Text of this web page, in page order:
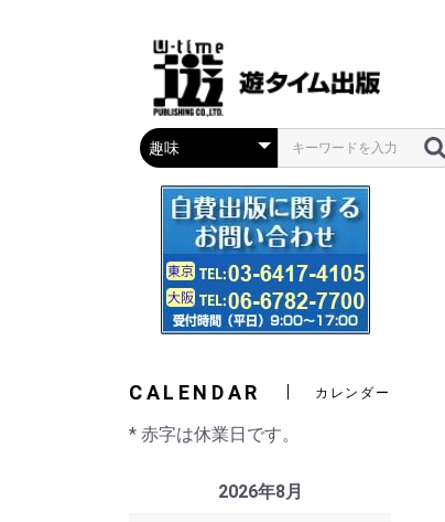
CALENDAR カレンダー
* 赤字は休業日です。
2026年8月